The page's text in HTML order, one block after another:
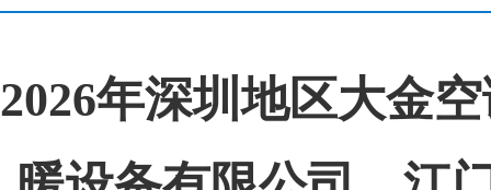
2026年深圳地区大金